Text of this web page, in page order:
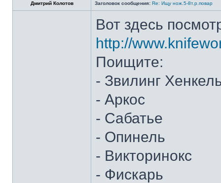
Дмитрий Колотов Заголовок сообщения: Re: Ищу нож.5-8т.р.повар
Вот здесь
http://
Поищите:
- Звилинг
- Аркос
- Сабатье
- Опинель
- Викторинокс
- Фискарь